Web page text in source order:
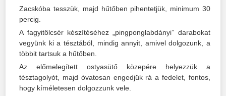
Zacskóba tesszük, majd hűtőben pihentetjük, minimum 30
percig.
A fagyitölcsér készítéséhez „pingponglabdányi” darabokat
vegyünk ki a tésztából, mindig annyit, amivel dolgozunk, a
többit tartsuk a hűtőben.
Az előmelegített ostyasütő közepére helyezzük a
tésztagolyót, majd óvatosan engedjük rá a fedelet, fontos,
hogy kíméletesen dolgozzunk vele.